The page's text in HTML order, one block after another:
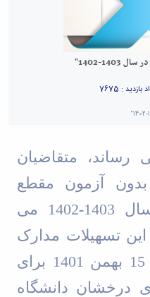
1402"
بازدید : 7675
رساند، متقاضیان
آزمون مقطع
-
1402 می
این تسهیلات مدارک
خود را حداکثر تا تاریخ 15 بهمن 1401 برای
درخشان دانشگاه